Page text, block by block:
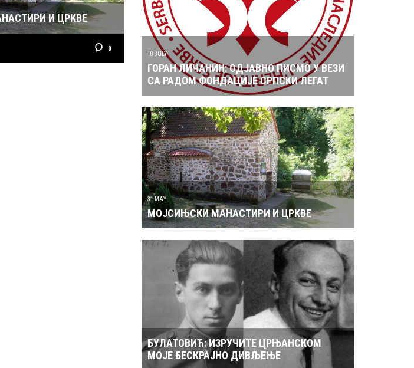
И ЦРКВЕ
0
10 JULY
ГОРАН ЛИЧАНИН: ОДЈАВНО ПИСМО У ВЕЗИ
СА РАДОМ ФОНДАЦИЈЕ СРПСКИ ЛЕГАТ
31 MAY
МОЈСИЊСКИ МАНАСТИРИ И ЦРКВЕ
БУЛАТОВИЋ: ИЗРУЧИТЕ ЦРЊАНСКОМ
МОЈЕ БЕСКРАЈНО ДИВЉЕЊЕ